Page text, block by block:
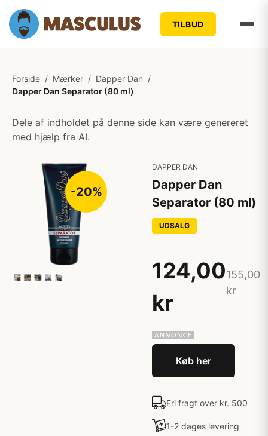
TILBUD
Forside / Mærker / Dapper Dan /
Dapper Dan Separator (80 ml)
Dele af indholdet på denne side kan være genereret
med hjælp fra AI.
-20%
DAPPER DAN
Dapper Dan
Separator (80 ml)
UDSALG
124,00
kr
155,00
kr
Køb her
Fri fragt over kr. 500
1-2 dages levering